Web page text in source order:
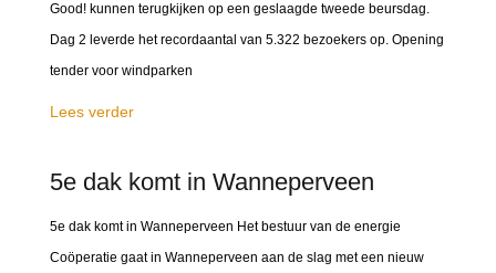
Good! kunnen terugkijken op een geslaagde tweede beursdag.
Dag 2 leverde het recordaantal van 5.322 bezoekers op. Opening
tender voor windparken
Lees verder
5e dak komt in Wanneperveen
5e dak komt in Wanneperveen Het bestuur van de energie
Coöperatie gaat in Wanneperveen aan de slag met een nieuw